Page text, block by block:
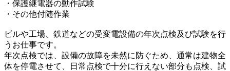
・保護継電器の動作試験
・その他付随作業
ビルや工場、鉄道などの受変電設備の年次点検及び試験を行
うお仕事です。
年次点検では、設備の故障を未然に防ぐため、通常は建物全
体を停電させて、日常点検で十分に行えない部分も点検、試